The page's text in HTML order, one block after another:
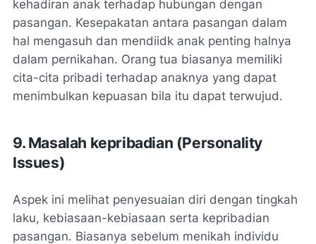
kehadiran anak terhadap hubungan dengan
pasangan. Kesepakatan antara pasangan dalam
hal mengasuh dan mendiidk anak penting halnya
dalam pernikahan. Orang tua biasanya memiliki
cita-cita pribadi terhadap anaknya yang dapat
menimbulkan kepuasan bila itu dapat terwujud.
9. Masalah kepribadian (Personality
Issues)
Aspek ini melihat penyesuaian diri dengan tingkah
laku, kebiasaan-kebiasaan serta kepribadian
pasangan. Biasanya sebelum menikah individu